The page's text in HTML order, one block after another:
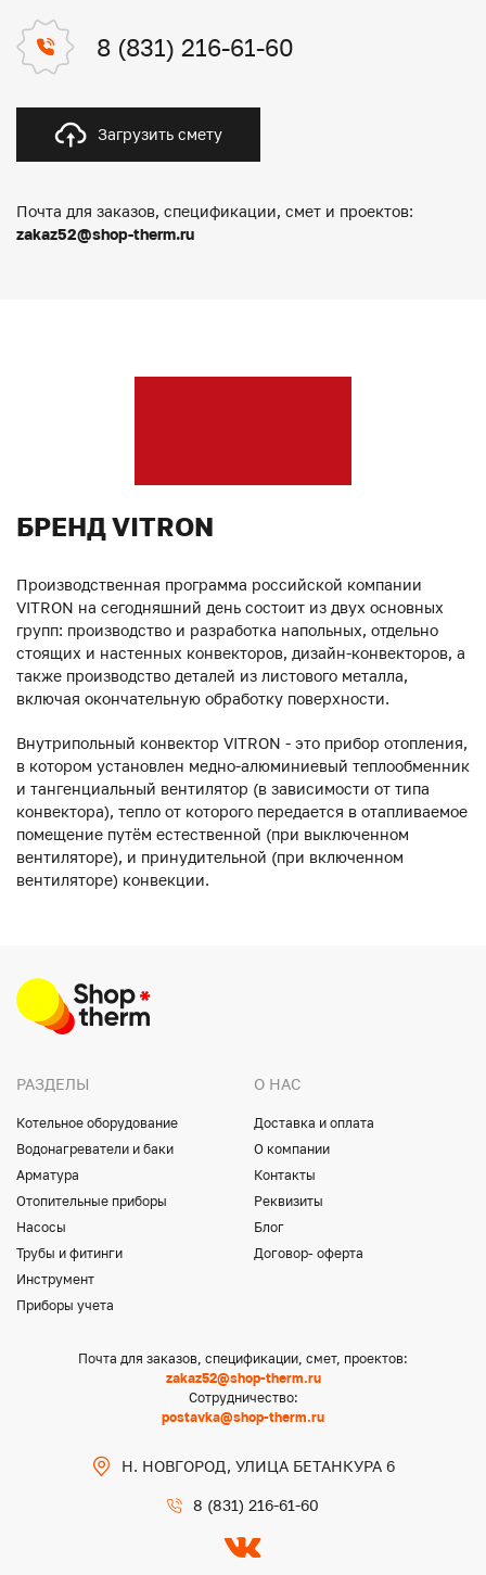
8 (831) 216-61-60
Загрузить смету
Почта для заказов, спецификации, смет и проектов:
zakaz52@shop-therm.ru
БРЕНД VITRON
Производственная программа российской компании
VITRON на сегодняшний день состоит из двух основных
групп: производство и разработка напольных, отдельно
стоящих и настенных конвекторов, дизайн-конвекторов, а
также производство деталей из листового металла,
включая окончательную обработку поверхности.
Внутрипольный конвектор VITRON - это прибор отопления,
в котором установлен медно-алюминиевый теплообменник
и тангенциальный вентилятор (в зависимости от типа
конвектора), тепло от которого передается в отапливаемое
помещение путём естественной (при выключенном
вентиляторе), и принудительной (при включенном
вентиляторе) конвекции.
РАЗДЕЛЫ
Котельное оборудование
Водонагреватели и баки
Арматура
Отопительные приборы
Насосы
Трубы и фитинги
Инструмент
Приборы учета
О НАС
Доставка и оплата
О компании
Контакты
Реквизиты
Блог
Договор- оферта
Почта для заказов, спецификации, смет, проектов:
zakaz52@shop-therm.ru
Сотрудничество:
postavka@shop-therm.ru
Н. НОВГОРОД, УЛИЦА БЕТАНКУРА 6
8 (831) 216-61-60